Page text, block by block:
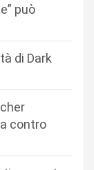
può
di Dark
contro